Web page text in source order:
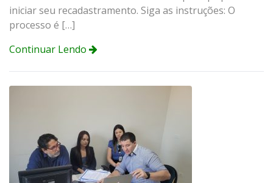
iniciar seu recadastramento. Siga as instruções: O
processo é […]
Continuar Lendo